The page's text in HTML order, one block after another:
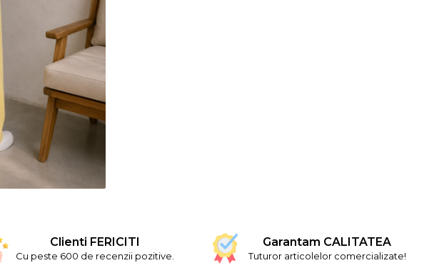
Clienti FERICITI
Cu peste 600 de recenzii pozitive.
Garantam CALITATEA
Tuturor articolelor comercializate!